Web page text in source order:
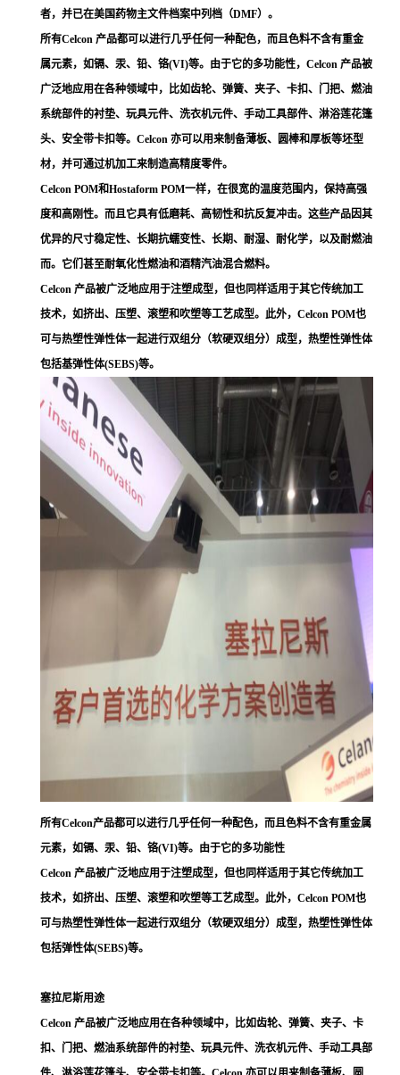
者，并已在美国药物主文件档案中列档（DMF）。
所有Celcon 产品都可以进行几乎任何一种配色，而且色料不含有重金
属元素，如镉、汞、铅、铬(VI)等。由于它的多功能性，Celcon 产品被
广泛地应用在各种领域中，比如齿轮、弹簧、夹子、卡扣、门把、燃油
系统部件的衬垫、玩具元件、洗衣机元件、手动工具部件、淋浴莲花篷
头、安全带卡扣等。Celcon 亦可以用来制备薄板、圆棒和厚板等坯型
材，并可通过机加工来制造高精度零件。
Celcon POM和Hostaform POM一样，在很宽的温度范围内，保持高强
度和高刚性。而且它具有低磨耗、高韧性和抗反复冲击。这些产品因其
优异的尺寸稳定性、长期抗蠕变性、长期、耐湿、耐化学，以及耐燃油
而。它们甚至耐氧化性燃油和酒精汽油混合燃料。
Celcon 产品被广泛地应用于注塑成型，但也同样适用于其它传统加工
技术，如挤出、压塑、滚塑和吹塑等工艺成型。此外，Celcon POM也
可与热塑性弹性体一起进行双组分（软硬双组分）成型，热塑性弹性体
包括基弹性体(SEBS)等。
所有Celcon产品都可以进行几乎任何一种配色，而且色料不含有重金属
元素，如镉、汞、铅、铬(VI)等。由于它的多功能性
Celcon 产品被广泛地应用于注塑成型，但也同样适用于其它传统加工
技术，如挤出、压塑、滚塑和吹塑等工艺成型。此外，Celcon POM也
可与热塑性弹性体一起进行双组分（软硬双组分）成型，热塑性弹性体
包括弹性体(SEBS)等。
塞拉尼斯用途
Celcon 产品被广泛地应用在各种领域中，比如齿轮、弹簧、夹子、卡
扣、门把、燃油系统部件的衬垫、玩具元件、洗衣机元件、手动工具部